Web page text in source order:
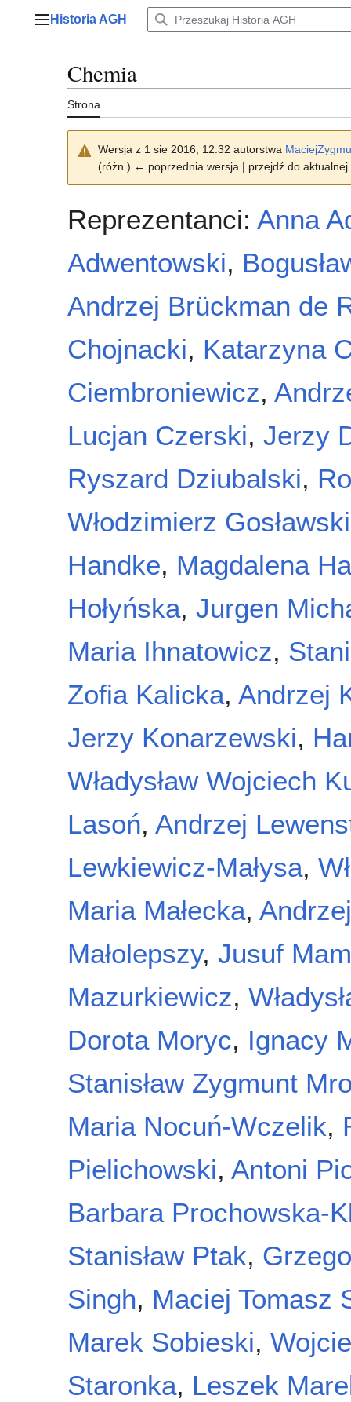
Menu główne
Historia AGH
Chemia
Strona
Wersja z 1 sie 2016, 12:32 autorstwa
(różn.) ← poprzednia wersja | przejdź do
Reprezentanci: Anna
Adwentowski,
Andrzej Brückman de
Chojnacki, Katarzyna
Ciembroniewicz,
Lucjan Czerski, Jerzy
Ryszard Dziubalski,
Włodzimierz Gosławski
Handke, Magdalena
Hołyńska, Jurgen
Maria Ihnatowicz,
Zofia Kalicka, Andrzej
Jerzy Konarzewski,
Władysław Wojciech
Lasoń, Andrzej
Lewkiewicz-Małysa,
Maria Małecka,
Małolepszy, Jusuf
Mazurkiewicz,
Dorota Moryc, Ignacy
Stanisław Zygmunt
Maria Nocuń-Wczelik,
Pielichowski, Antoni
Barbara Prochowska-
Stanisław Ptak,
Singh, Maciej Tomasz
Marek Sobieski,
Staronka, Leszek